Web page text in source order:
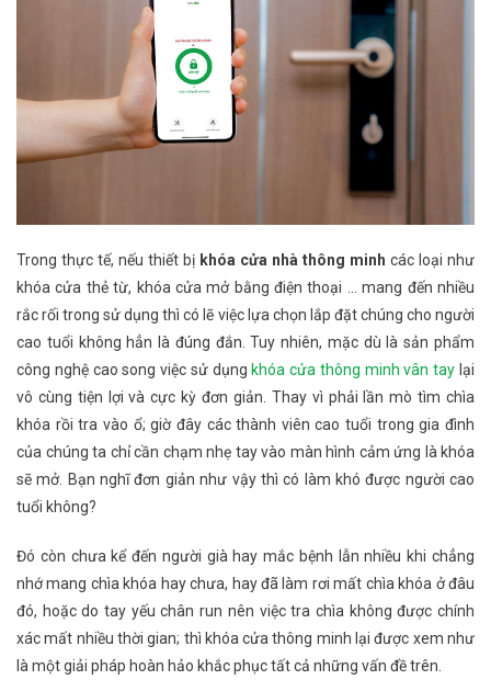
Trong thực tế, nếu thiết bị khóa cửa nhà thông minh các loại như
khóa cửa thẻ từ, khóa cửa mở bằng điện thoại … mang đến nhiều
rắc rối trong sử dụng thì có lẽ việc lựa chọn lắp đặt chúng cho người
cao tuổi không hẳn là đúng đắn. Tuy nhiên, mặc dù là sản phẩm
công nghệ cao song việc sử dụng khóa cửa thông minh vân tay lại
vô cùng tiện lợi và cực kỳ đơn giản. Thay vì phải lần mò tìm chìa
khóa rồi tra vào ổ; giờ đây các thành viên cao tuổi trong gia đình
của chúng ta chỉ cần chạm nhẹ tay vào màn hình cảm ứng là khóa
sẽ mở. Bạn nghĩ đơn giản như vậy thì có làm khó được người cao
tuổi không?
Đó còn chưa kể đến người già hay mắc bệnh lẫn nhiều khi chẳng
nhớ mang chìa khóa hay chưa, hay đã làm rơi mất chìa khóa ở đâu
đó, hoặc do tay yếu chân run nên việc tra chìa không được chính
xác mất nhiều thời gian; thì khóa cửa thông minh lại được xem như
là một giải pháp hoàn hảo khắc phục tất cả những vấn đề trên.